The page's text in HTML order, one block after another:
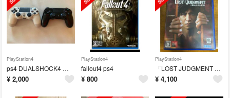
PlayStation4
ps4 DUALSHOCK4 コントローラー2台セット 中古・充電不良？
¥ 2,000
PlayStation4
fallout4 ps4
¥ 800
PlayStation4
「LOST JUDGMENT 裁かれざる記憶」
¥ 4,100